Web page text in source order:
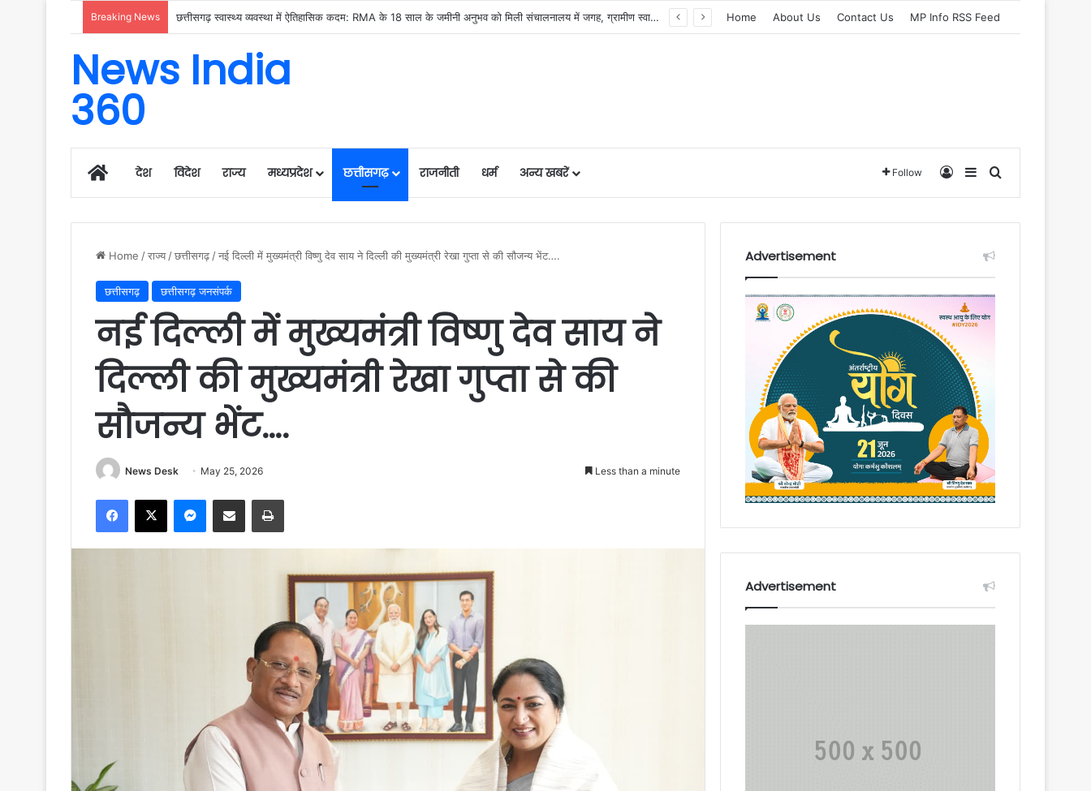
Breaking News मुख्यमंत्री विष्णु देव साय की अध्यक्षता में वन अधिकार अधिनियम (FRA) एवं पेसा कानून (PESA) के प्रभावी क्रियान्वयन हेतु गठित टास्क फोर्स की पहली बैठक संपन्न… Home About Us Contact Us MP Info RSS Feed
News India
360
Homeदेश विदेश राज्य मध्यप्रदेश छत्तीसगढ़ राजनीती धर्म अन्य खबरें Follow Log InSidebarSearch for
Home /राज्य /छत्तीसगढ़ /नई दिल्ली में मुख्यमंत्री विष्णु देव साय ने दिल्ली की मुख्यमंत्री रेखा गुप्ता से की सौजन्य भेंट….
छत्तीसगढ़ छत्तीसगढ़ जनसंपर्क
नई दिल्ली में मुख्यमंत्री विष्णु देव साय ने
दिल्ली की मुख्यमंत्री रेखा गुप्ता से की
सौजन्य भेंट….
News Desk May 25, 2026 Less than a minute
Facebook
X Messenger
Share via Email Print
Advertisement
Advertisement